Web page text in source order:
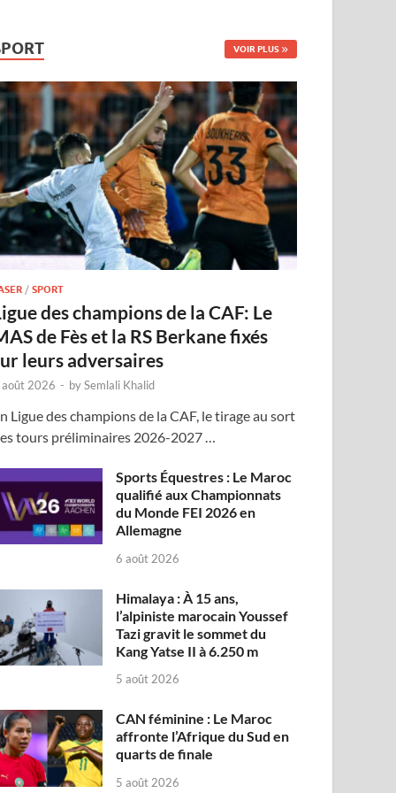
VOIR PLUS
/SPORT
des champions de la CAF: Le
de Fès et la RS Berkane fixés
leurs adversaires
2026 - bySemlali Khalid
Ligue des champions de la CAF, le tirage au sort
tours préliminaires 2026-2027 …
Sports Équestres : Le Maroc
qualifié aux Championnats
du Monde FEI 2026 en
Allemagne
6 août 2026
Himalaya : À 15 ans,
l’alpiniste marocain Youssef
Tazi gravit le sommet du
Kang Yatse II à 6.250 m
5 août 2026
CAN féminine : Le Maroc
affronte l’Afrique du Sud en
quarts de finale
5 août 2026